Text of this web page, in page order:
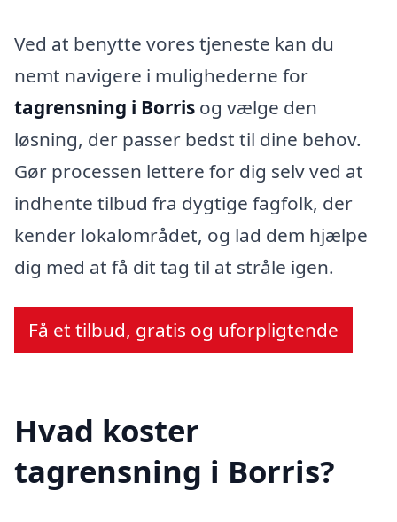
Ved at benytte vores tjeneste kan du
nemt navigere i mulighederne for
tagrensning i Borris og vælge den
løsning, der passer bedst til dine behov.
Gør processen lettere for dig selv ved at
indhente tilbud fra dygtige fagfolk, der
kender lokalområdet, og lad dem hjælpe
dig med at få dit tag til at stråle igen.
Få et tilbud, gratis og uforpligtende
Hvad koster
tagrensning i Borris?